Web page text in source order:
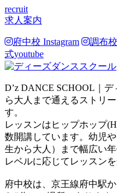
recruit
求人案内
府中校 Instagram 調布
式youtube
D’z DANCE SCHOOL｜
ら大人まで通えるストリ
す。
レッスンはヒップホップ
数開講しています。幼児
生から大人）まで幅広い
レベルに応じてレッスン
府中校は、京王線府中駅